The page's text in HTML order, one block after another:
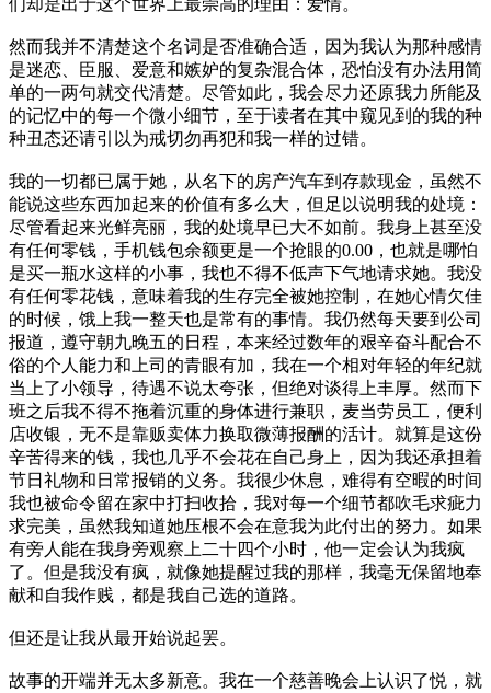
们却是出于这个世界上最崇高的理由：爱情。
然而我并不清楚这个名词是否准确合适，因为我认为那种感情
是迷恋、臣服、爱意和嫉妒的复杂混合体，恐怕没有办法用简
单的一两句就交代清楚。尽管如此，我会尽力还原我力所能及
的记忆中的每一个微小细节，至于读者在其中窥见到的我的种
种丑态还请引以为戒切勿再犯和我一样的过错。
我的一切都已属于她，从名下的房产汽车到存款现金，虽然不
能说这些东西加起来的价值有多么大，但足以说明我的处境：
尽管看起来光鲜亮丽，我的处境早已大不如前。我身上甚至没
有任何零钱，手机钱包余额更是一个抢眼的0.00，也就是哪怕
是买一瓶水这样的小事，我也不得不低声下气地请求她。我没
有任何零花钱，意味着我的生存完全被她控制，在她心情欠佳
的时候，饿上我一整天也是常有的事情。我仍然每天要到公司
报道，遵守朝九晚五的日程，本来经过数年的艰辛奋斗配合不
俗的个人能力和上司的青眼有加，我在一个相对年轻的年纪就
当上了小领导，待遇不说太夸张，但绝对谈得上丰厚。然而下
班之后我不得不拖着沉重的身体进行兼职，麦当劳员工，便利
店收银，无不是靠贩卖体力换取微薄报酬的活计。就算是这份
辛苦得来的钱，我也几乎不会花在自己身上，因为我还承担着
节日礼物和日常报销的义务。我很少休息，难得有空暇的时间
我也被命令留在家中打扫收拾，我对每一个细节都吹毛求疵力
求完美，虽然我知道她压根不会在意我为此付出的努力。如果
有旁人能在我身旁观察上二十四个小时，他一定会认为我疯
了。但是我没有疯，就像她提醒过我的那样，我毫无保留地奉
献和自我作贱，都是我自己选的道路。
但还是让我从最开始说起罢。
故事的开端并无太多新意。我在一个慈善晚会上认识了悦，就